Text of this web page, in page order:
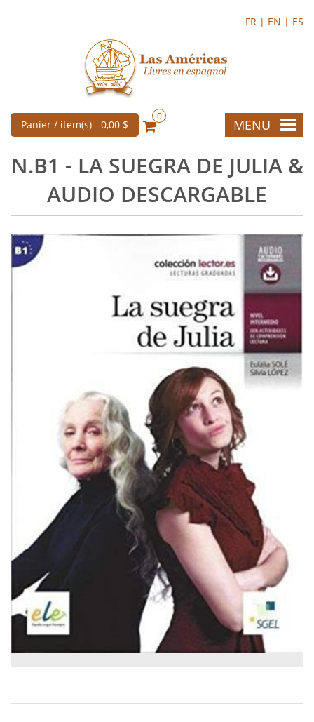
FR | EN | ES
Panier / item(s) - 0,00 $
0
MENU
N.B1 - LA SUEGRA DE JULIA &
AUDIO DESCARGABLE